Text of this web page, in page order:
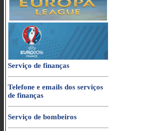
Serviço de finanças
Telefone e emails dos serviços
de finanças
Serviço de bombeiros